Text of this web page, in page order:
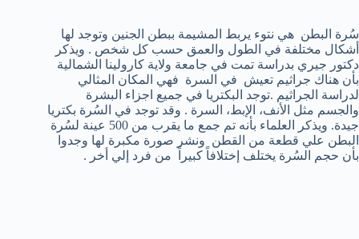
سُرة البطن هي نتوء يربط المشيمة ببطن الجنين وتوجد لها
أشكال مختلفة في الطول والعمق حسب كل شخص . ويذكر
دكتور جيري بدراسة تمت في جامعة ولاية كارولينا الشمالية
بأن هناك جراثيم تعيش في السرة فهي المكان المثالي
لدراسة الجراثيم .توجد البكتريا في جميع اجزاء البشرة
والجسم مثل الأنف، الإبط، السرة . وقد توجد في السُرة بكتريا
جيدة. ويذكر العلماء بأنه تم جمع ما يقرب من 500 عينة لسُرة
البطن علي قطعة من القطن ونشر صورة مكبرة لها وجدوا
بأن حجم السُرة يختلف إختلافاً كبيراً من فرد إلي أخر .